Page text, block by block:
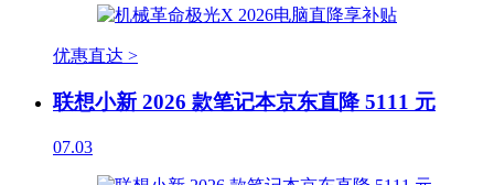
优惠直达 >
联想小新 2026 款笔记本京东直降 5111 元
07.03